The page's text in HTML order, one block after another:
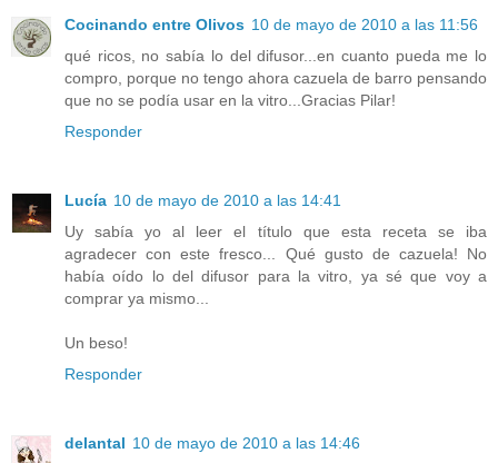
Cocinando entre Olivos 10 de mayo de 2010 a las 11:56
qué ricos, no sabía lo del difusor...en cuanto pueda me lo
compro, porque no tengo ahora cazuela de barro pensando
que no se podía usar en la vitro...Gracias Pilar!
Responder
Lucía 10 de mayo de 2010 a las 14:41
Uy sabía yo al leer el título que esta receta se iba
agradecer con este fresco... Qué gusto de cazuela! No
había oído lo del difusor para la vitro, ya sé que voy a
comprar ya mismo...
Un beso!
Responder
delantal 10 de mayo de 2010 a las 14:46